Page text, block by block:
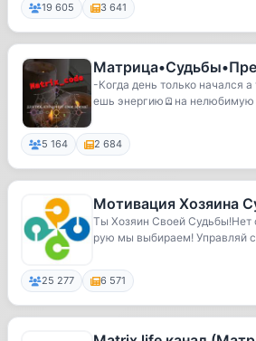
19 605 3 641
-Когда день только начался
ешь энергию🪫на нелюбимую
5 164 2 684
Мотивация Хозяина
Ты Хозяин Своей Судьбы!Нет
рую мы выбираем! Управляй
25 277 6 571